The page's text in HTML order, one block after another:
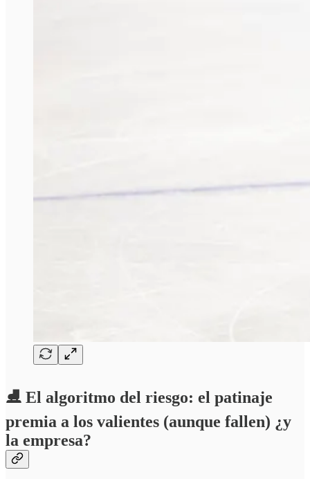
⛸️ El algoritmo del riesgo: el patinaje
premia a los valientes (aunque fallen) ¿y
la empresa?